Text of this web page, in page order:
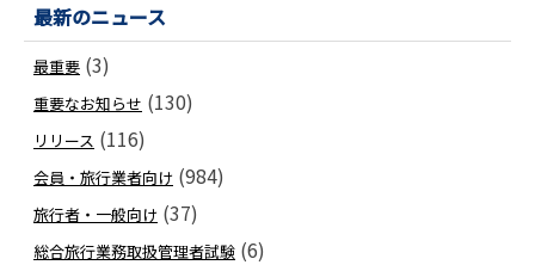
最新のニュース
最重要 (3)
重要なお知らせ (130)
リリース (116)
会員・旅行業者向け (984)
旅行者・一般向け (37)
総合旅行業務取扱管理者試験 (6)